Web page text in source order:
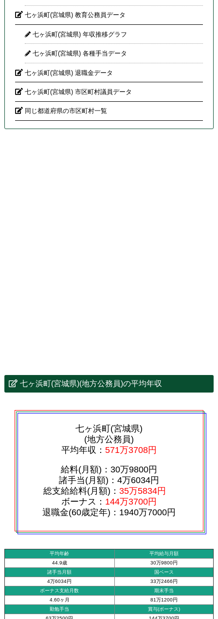
七ヶ浜町(宮城県) 教育公務員データ
七ヶ浜町(宮城県) 年収推移グラフ
七ヶ浜町(宮城県) 各種手当データ
七ヶ浜町(宮城県) 退職金データ
七ヶ浜町(宮城県) 市区町村議員データ
同じ都道府県の市区町村一覧
七ヶ浜町(宮城県)(地方公務員)の平均年収
七ヶ浜町(宮城県)
(地方公務員)
平均年収： 571万3708円
給料(月額)：30万9800円
諸手当(月額)：4万6034円
総支給給料(月額)： 35万5834円
ボーナス： 144万3700円
退職金(60歳定年)：1940万7000円
平均年齢
平均給与月額
44.9歳
30万9800円
諸手当月額
国ベース
4万6034円
33万2466円
ボーナス支給月数
期末手当
4.60ヶ月
81万1200円
勤勉手当
賞与(ボーナス)